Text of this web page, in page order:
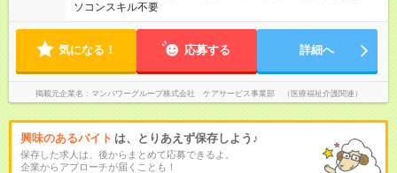
ソコンスキル不要
気になる！ 応募する 詳細へ
掲載元企業名 マンパワーグループ株式会社 ケアサービス事業部 （医療福祉介護関連）
興味のあるバイト は、とりあえず保存しよう♪
保存した求人は、後からまとめて応募できるよ。
企業からアプローチが届くことも！